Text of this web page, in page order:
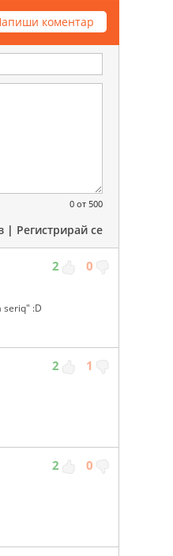
коментар
0 от 500
| Регистрирай се
2 0
seriq" :D
2 1
2 0